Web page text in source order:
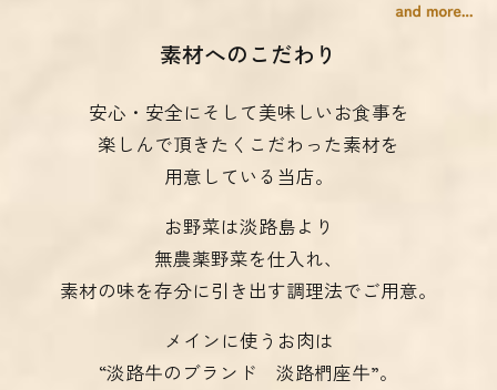
素材へのこだわり
安心・安全にそして美味しいお食事を
楽しんで頂きたくこだわった素材を
用意している当店。
お野菜は淡路島より
無農薬野菜を仕入れ、
素材の味を存分に引き出す調理法でご用意。
メインに使うお肉は
“淡路牛のブランド 淡路椚座牛”。